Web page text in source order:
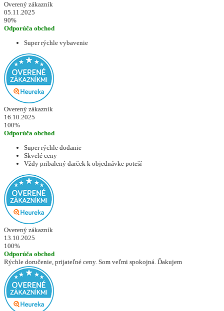
Overený zákazník
05.11.2025
90%
Odporúča obchod
Super rýchle vybavenie
Overený zákazník
16.10.2025
100%
Odporúča obchod
Super rýchle dodanie
Skvelé ceny
Vždy pribalený darček k objednávke poteší
Overený zákazník
13.10.2025
100%
Odporúča obchod
Rýchle doručenie, prijateľné ceny. Som veľmi spokojná. Ďakujem